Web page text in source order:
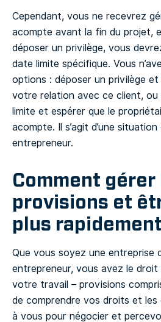
Cependant, vous ne recevrez
acompte avant la fin du projet,
déposer un privilège, vous
date limite spécifique. Vous
options : déposer un privilège
votre relation avec ce client, ou
limite et espérer que le
acompte. Il s’agit d’une
entrepreneur.
Comment gérer
provisions et
plus
Que vous soyez une entreprise
entrepreneur, vous avez le droit
votre travail – provisions
de comprendre vos droits et
à vous pour négocier et